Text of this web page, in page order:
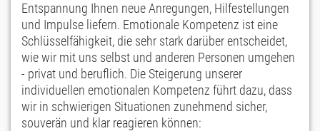
Entspannung Ihnen neue Anregungen, Hilfestellungen
und Impulse liefern. Emotionale Kompetenz ist eine
Schlüsselfähigkeit, die sehr stark darüber entscheidet,
wie wir mit uns selbst und anderen Personen umgehen
- privat und beruflich. Die Steigerung unserer
individuellen emotionalen Kompetenz führt dazu, dass
wir in schwierigen Situationen zunehmend sicher,
souverän und klar reagieren können: